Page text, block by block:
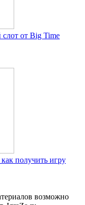
от Big Time
получить игру
возможно